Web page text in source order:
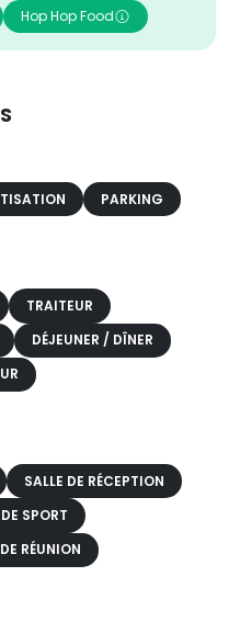
Hop Hop Food
PARKING
TRAITEUR
DÉJEUNER / DÎNER
SALLE DE RÉCEPTION
SPORT
RÉUNION